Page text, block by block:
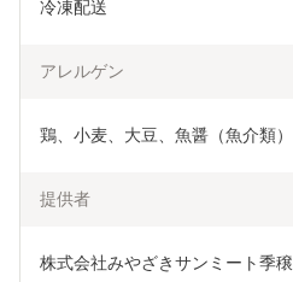
冷凍配送
アレルゲン
鶏、小麦、大豆、魚醤（魚介類）
提供者
株式会社みやざきサンミート季穣